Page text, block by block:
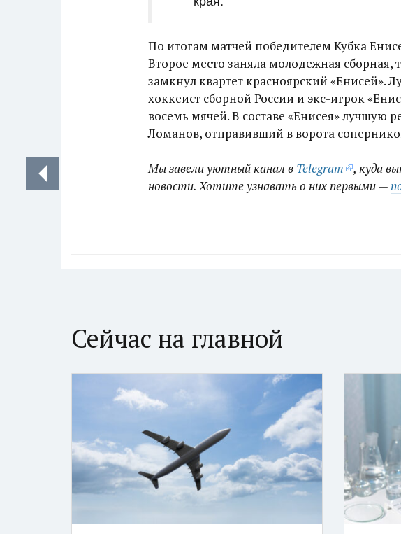
По итогам матчей победителем Кубка
Второе место заняла молодежная сборная,
замкнул квартет красноярский «Енисей».
хоккеист сборной России и экс-игрок
восемь мячей. В составе «Енисея» лучшую
Ломанов, отправивший в ворота
Мы завели уютный канал в Telegram
, куда
новости. Хотите узнавать о них первыми —
Сейчас на главной